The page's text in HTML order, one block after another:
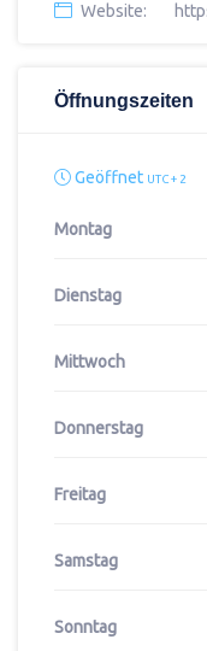
Website:
Öffnungszeiten
Geöffnet UTC + 2
Montag
Dienstag
Mittwoch
Donnerstag
Freitag
Samstag
Sonntag